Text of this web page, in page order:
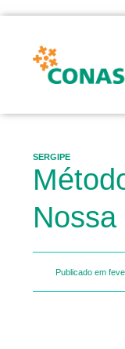
SERGIPE
Publicado em